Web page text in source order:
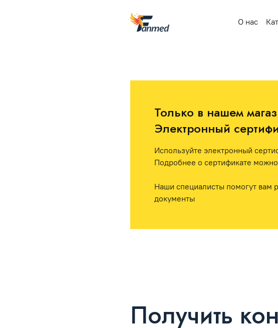
О нас
Только в нашем
Электронный
Используйте электронный
Подробнее о сертификате
Наши специалисты помогут вам
документы
Получить